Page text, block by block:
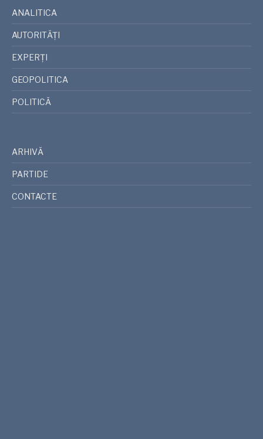
ANALITICA
AUTORITĂȚI
EXPERȚI
GEOPOLITICA
POLITICĂ
ARHIVĂ
PARTIDE
CONTACTE